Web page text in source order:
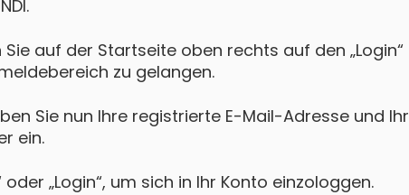
auf der Startseite oben rechts auf den „Login“
zu gelangen.
Sie nun Ihre registrierte E-Mail-Adresse und Ihr
ein.
„Login“, um sich in Ihr Konto einzologgen.